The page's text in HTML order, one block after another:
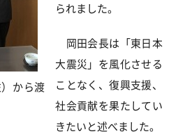
から渡
られました。
岡田会長は「東日本
大震災」を風化させる
ことなく、復興支援、
社会貢献を果たしてい
きたいと述べました。